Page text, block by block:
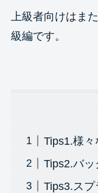
上級者向けはま
級編です。
Tips1.様
Tips2.バ
Tips3.ス